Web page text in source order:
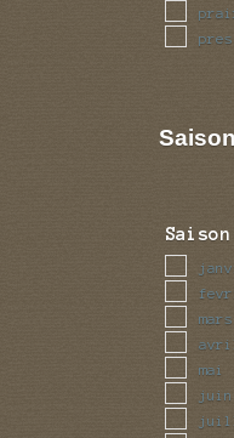
pres
Saison
Saison
mars
mai
juin